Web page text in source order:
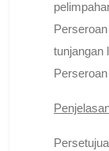
tunjangan